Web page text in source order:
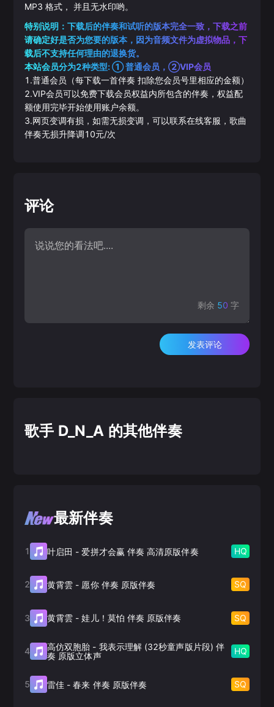
MP3 格式， 并且无水印哟。
特别说明：下载后的伴奏和试听的版本完全一致，下载之前
请确定好是否为您要的版本，因为音频文件为虚拟物品，下
载后不支持任何理由的退换货。
本站会员分为2种类型: ① 普通会员，②VIP会员
1.普通会员（每下载一首伴奏 扣除您会员号里相应的金额）
2.VIP会员可以免费下载会员权益内所包含的伴奏，权益配
额使用完毕开始使用账户余额。
3.网页变调有损，如需无损变调，可以联系在线客服，歌曲
伴奏无损升降调10元/次
评论
剩余 50 字
发表评论
歌手 D_N_A 的其他伴奏
最新伴奏
1 叶启田 -爱拼才会赢 伴奏 高清原版伴奏 HQ
2 黄霄雲 - 愿你 伴奏 原版伴奏 SQ
3 黄霄雲 -娃儿！莫怕 伴奏 原版伴奏 SQ
4 高仿双胞胎 - 我表示理解 (32秒童声版片段) 伴
奏 原版立体声
HQ
5 雷佳 -春来 伴奏 原版伴奏 SQ